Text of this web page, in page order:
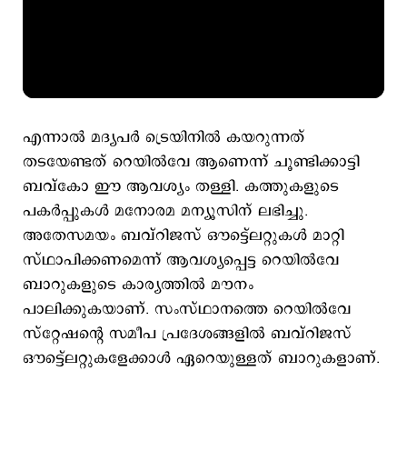
എന്നാല്‍ മദ്യപര്‍ ട്രെയിനില്‍ കയറുന്നത്
തടയേണ്ടത് റെയില്‍വേ ആണെന്ന് ചൂണ്ടിക്കാട്ടി
ബവ്കോ ഈ ആവശ്യം തള്ളി. കത്തുകളുടെ
പകര്‍പ്പുകള്‍ മനോരമ മന്യൂസിന് ലഭിച്ചു.
അതേസമയം ബവ്റിജസ് ഔട്ട്ലെറ്റുകള്‍ മാറ്റി
സ്ഥാപിക്കണമെന്ന് ആവശ്യപ്പെട്ട റെയില്‍വേ
ബാറുകളുടെ കാര്യത്തില്‍ മൗനം
പാലിക്കുകയാണ്. സംസ്ഥാനത്തെ റെയില്‍വേ
സ്റ്റേഷന്‍റെ സമീപ പ്രദേശങ്ങളില്‍ ബവ്റിജസ്
ഔട്ട്ലെറ്റുകളേക്കാള്‍ ഏറെയുള്ളത് ബാറുകളാണ്.